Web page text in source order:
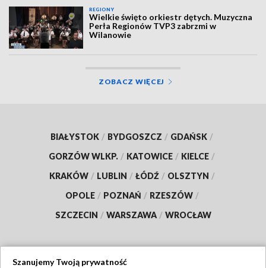
REGIONY
Wielkie święto orkiestr dętych. Muzyczna
Perła Regionów TVP3 zabrzmi w
Wilanowie
ZOBACZ WIĘCEJ
BIAŁYSTOK / BYDGOSZCZ / GDAŃSK /
GORZÓW WLKP. / KATOWICE / KIELCE /
KRAKÓW / LUBLIN / ŁÓDŹ / OLSZTYN /
OPOLE / POZNAŃ / RZESZÓW /
SZCZECIN / WARSZAWA / WROCŁAW
Szanujemy Twoją prywatność